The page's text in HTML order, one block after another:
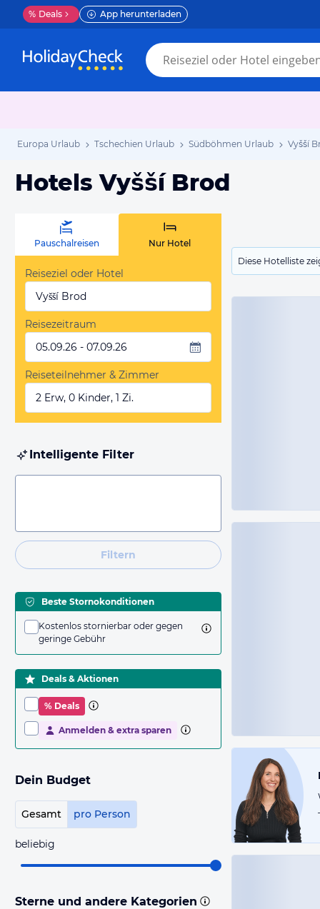
% Deals App herunterladen
Europa Urlaub Tschechien Urlaub Südböhmen Urlaub Vyšší
Hotels Vyšší Brod
Diese Hotelliste
Pauschalreisen Nur Hotel
Reiseziel oder Hotel
Vyšší Brod
Reisezeitraum
05.09.26 - 07.09.26
Reiseteilnehmer & Zimmer
2 Erw, 0 Kinder, 1 Zi.
Intelligente Filter
Filtern
Beste Stornokonditionen
Kostenlos stornierbar oder gegen
geringe Gebühr
Deals & Aktionen
% Deals
Anmelden & extra sparen
Dein Budget
Gesamt pro Person
beliebig
Sterne und andere Kategorien